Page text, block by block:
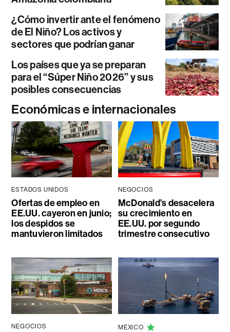
¿Cómo invertir ante el fenómeno
de El Niño? Los activos y
sectores que podrían ganar
Los países que ya se preparan
para el “Súper Niño 2026” y sus
posibles consecuencias
Económicas e internacionales
ESTADOS UNIDOS
Ofertas de empleo en
EE.UU. cayeron en junio;
los despidos se
mantuvieron limitados
NEGOCIOS
McDonald’s desacelera
su crecimiento en
EE.UU. por segundo
trimestre consecutivo
NEGOCIOS MÉXICO